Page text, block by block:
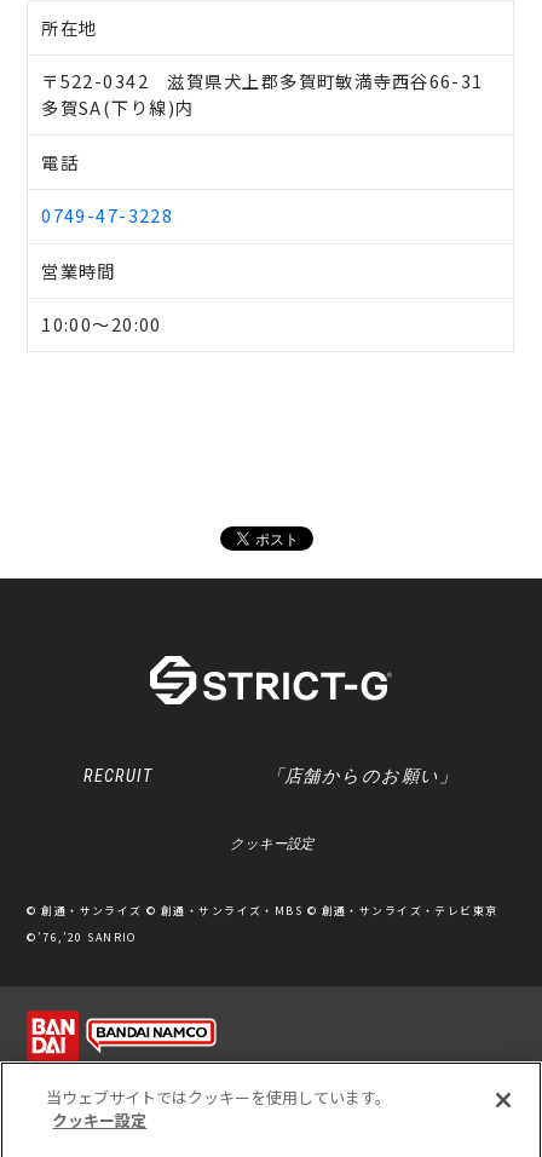
所在地
〒522-0342 滋賀県犬上郡多賀町敏満寺西谷66-31
多賀SA(下り線)内
電話
0749-47-3228
営業時間
10:00～20:00
RECRUIT 「店舗からのお願い」
クッキー設定
© 創通・サンライズ © 創通・サンライズ・MBS © 創通・サンライズ・テレビ東京
©’76,’20 SANRIO
※写真のため、実際の商品と多少カラーが異なる場合があります。
当ウェブサイトではクッキーを使用しています。
クッキー設定